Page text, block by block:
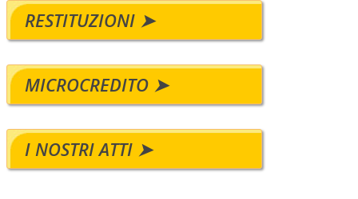
RESTITUZIONI ➤
MICROCREDITO ➤
I NOSTRI ATTI ➤